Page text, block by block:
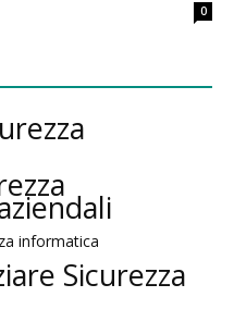
0
informatica
Sicurezza